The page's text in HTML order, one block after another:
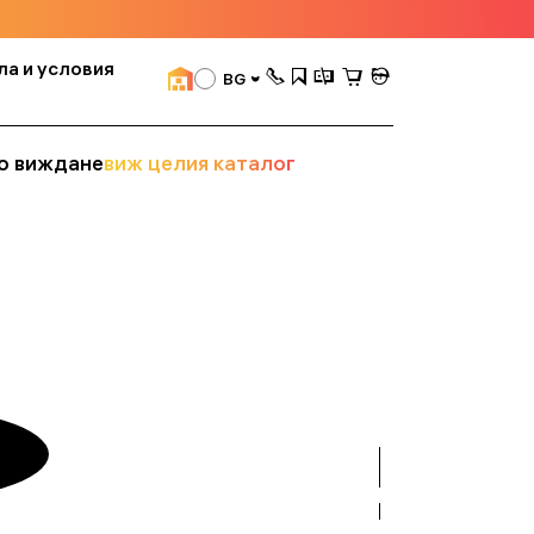
и условия BG
вижданевиж целия каталог
вижте
всички